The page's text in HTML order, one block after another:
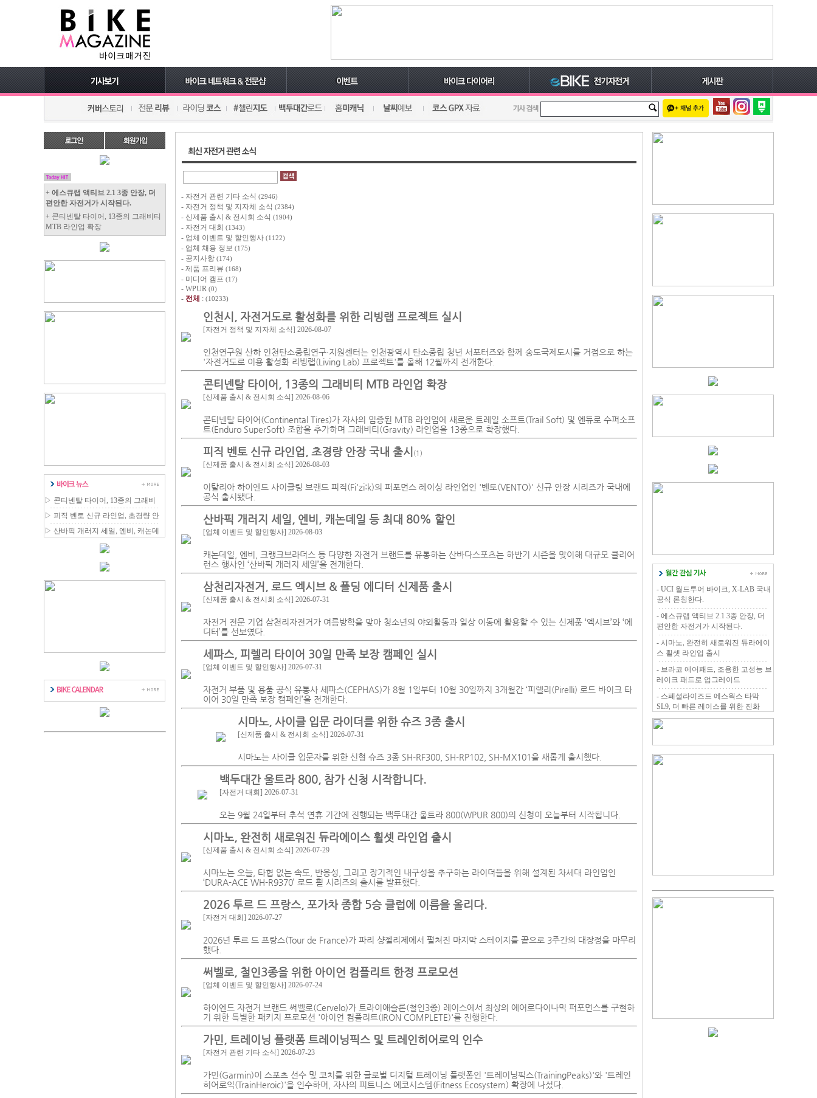
+ 에스큐랩 액티브 2.1 3종 안장, 더
편안한 자전거가 시작된다.
+ 콘티넨탈 타이어, 13종의 그래비티
MTB 라인업 확장
▷ 콘티넨탈 타이어, 13종의 그래비
티 MTB 라인업 확장
▷ 피직 벤토 신규 라인업, 초경량 안
장 국내 출시
▷ 산바픽 개러지 세일, 엔비, 캐논데
- 자전거 관련 기타 소식 (2946)
- 자전거 정책 및 지자체 소식 (2384)
- 신제품 출시 & 전시회 소식 (1904)
- 자전거 대회 (1343)
- 업체 이벤트 및 할인행사 (1122)
- 업체 채용 정보 (175)
- 공지사항 (174)
- 제품 프리뷰 (168)
- 미디어 캠프 (17)
- WPUR (0)
- 전체 : (10233)
인천시, 자전거도로 활성화를 위한 리빙랩 프로젝트 실시
[자전거 정책 및 지자체 소식] 2026-08-07
인천연구원 산하 인천탄소중립연구·지원센터는 인천광역시 탄소중립 청년 서포터즈와 함께 송도국제도시를 거점으로 하는
'자전거도로 이용 활성화 리빙랩(Living Lab) 프로젝트'를 올해 12월까지 전개한다.
콘티넨탈 타이어, 13종의 그래비티 MTB 라인업 확장
[신제품 출시 & 전시회 소식] 2026-08-06
콘티넨탈 타이어(Continental Tires)가 자사의 입증된 MTB 라인업에 새로운 트레일 소프트(Trail Soft) 및 엔듀로 수퍼소프
트(Enduro SuperSoft) 조합을 추가하며 그래비티(Gravity) 라인업을 13종으로 확장했다.
피직 벤토 신규 라인업, 초경량 안장 국내 출시 (1)
[신제품 출시 & 전시회 소식] 2026-08-03
이탈리아 하이엔드 사이클링 브랜드 피직(Fi'zi:k)의 퍼포먼스 레이싱 라인업인 '벤토(VENTO)' 신규 안장 시리즈가 국내에
공식 출시됐다.
산바픽 개러지 세일, 엔비, 캐논데일 등 최대 80% 할인
[업체 이벤트 및 할인행사] 2026-08-03
캐논데일, 엔비, 크랭크브라더스 등 다양한 자전거 브랜드를 유통하는 산바다스포츠는 하반기 시즌을 맞이해 대규모 클리어
런스 행사인 ‘산바픽 개러지 세일’을 전개한다.
삼천리자전거, 로드 엑시브 & 폴딩 에디터 신제품 출시
[신제품 출시 & 전시회 소식] 2026-07-31
자전거 전문 기업 삼천리자전거가 여름방학을 맞아 청소년의 야외활동과 일상 이동에 활용할 수 있는 신제품 ‘엑시브’와 ‘에
디터’를 선보였다.
세파스, 피렐리 타이어 30일 만족 보장 캠페인 실시
[업체 이벤트 및 할인행사] 2026-07-31
자전거 부품 및 용품 공식 유통사 세파스(CEPHAS)가 8월 1일부터 10월 30일까지 3개월간 ‘피렐리(Pirelli) 로드 바이크 타
이어 30일 만족 보장 캠페인’을 전개한다.
시마노, 사이클 입문 라이더를 위한 슈즈 3종 출시
[신제품 출시 & 전시회 소식] 2026-07-31
시마노는 사이클 입문자를 위한 신형 슈즈 3종 SH-RF300, SH-RP102, SH-MX101을 새롭게 출시했다.
백두대간 울트라 800, 참가 신청 시작합니다.
[자전거 대회] 2026-07-31
오는 9월 24일부터 추석 연휴 기간에 진행되는 백두대간 울트라 800(WPUR 800)의 신청이 오늘부터 시작됩니다.
시마노, 완전히 새로워진 듀라에이스 휠셋 라인업 출시
[신제품 출시 & 전시회 소식] 2026-07-29
시마노는 오늘, 타협 없는 속도, 반응성, 그리고 장기적인 내구성을 추구하는 라이더들을 위해 설계된 차세대 라인업인
‘DURA-ACE WH-R9370’ 로드 휠 시리즈의 출시를 발표했다.
2026 투르 드 프랑스, 포가차 종합 5승 클럽에 이름을 올리다.
[자전거 대회] 2026-07-27
2026년 투르 드 프랑스(Tour de France)가 파리 샹젤리제에서 펼쳐진 마지막 스테이지를 끝으로 3주간의 대장정을 마무리
했다.
써벨로, 철인3종을 위한 아이언 컴플리트 한정 프로모션
[업체 이벤트 및 할인행사] 2026-07-24
하이엔드 자전거 브랜드 써벨로(Cervelo)가 트라이애슬론(철인3종) 레이스에서 최상의 에어로다이나믹 퍼포먼스를 구현하
기 위한 특별한 패키지 프로모션 '아이언 컴플리트(IRON COMPLETE)'를 진행한다.
가민, 트레이닝 플랫폼 트레이닝픽스 및 트레인히어로익 인수
[자전거 관련 기타 소식] 2026-07-23
가민(Garmin)이 스포츠 선수 및 코치를 위한 글로벌 디지털 트레이닝 플랫폼인 '트레이닝픽스(TrainingPeaks)'와 '트레인
히어로익(TrainHeroic)'을 인수하며, 자사의 피트니스 에코시스템(Fitness Ecosystem) 확장에 나섰다.
- UCI 월드투어 바이크, X-LAB 국내
공식 론칭한다.
- 에스큐랩 액티브 2.1 3종 안장, 더
편안한 자전거가 시작된다.
- 시마노, 완전히 새로워진 듀라에이
스 휠셋 라인업 출시
- 브라코 에어패드, 조용한 고성능 브
레이크 패드로 업그레이드
- 스페셜라이즈드 에스웍스 타막
SL9, 더 빠른 레이스를 위한 진화